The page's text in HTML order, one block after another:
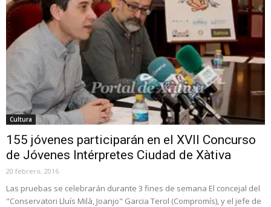
Cultura
155 jóvenes participarán en el XVII Concurso
de Jóvenes Intérpretes Ciudad de Xàtiva
20 febrero, 2016
Las pruebas se celebrarán durante 3 fines de semana El concejal del
"Conservatori Lluís Milà, Joanjo" Garcia Terol (Compromís), y el jefe de